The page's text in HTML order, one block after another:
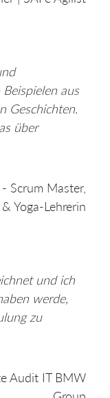
aus
Geschichten.
über
Scrum Master,
Yoga-Lehrerin
und ich
werde,
zu
Audit IT BMW